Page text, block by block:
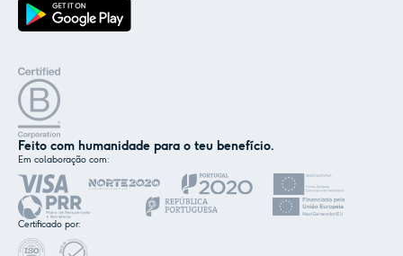
Feito com humanidade para o teu benefício.
Em colaboração com:
Certificado por:
Nós e os nossos parceiros usamos cookies ou
tecnologias semelhantes, conforme
mencionado na